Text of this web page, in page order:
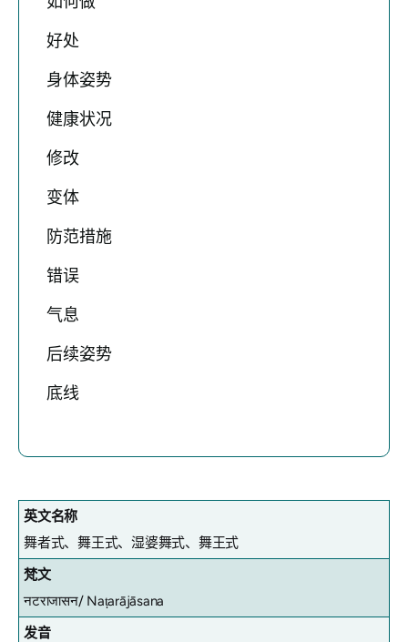
好处
身体姿势
健康状况
修改
变体
防范措施
错误
气息
后续姿势
底线
英文名称
舞者式、舞王式、湿婆舞式、舞王式
梵文
नटराजासन/ Naṭarājāsana
发音